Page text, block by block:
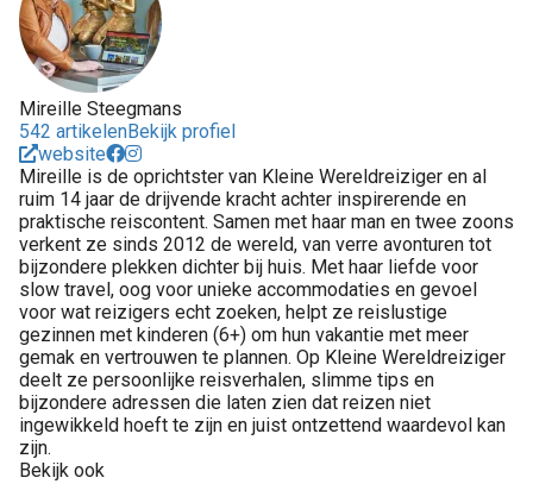
Mireille Steegmans
542 artikelenBekijk profiel
website
Mireille is de oprichtster van Kleine Wereldreiziger en al
ruim 14 jaar de drijvende kracht achter inspirerende en
praktische reiscontent. Samen met haar man en twee zoons
verkent ze sinds 2012 de wereld, van verre avonturen tot
bijzondere plekken dichter bij huis. Met haar liefde voor
slow travel, oog voor unieke accommodaties en gevoel
voor wat reizigers echt zoeken, helpt ze reislustige
gezinnen met kinderen (6+) om hun vakantie met meer
gemak en vertrouwen te plannen. Op Kleine Wereldreiziger
deelt ze persoonlijke reisverhalen, slimme tips en
bijzondere adressen die laten zien dat reizen niet
ingewikkeld hoeft te zijn en juist ontzettend waardevol kan
zijn.
Bekijk ook